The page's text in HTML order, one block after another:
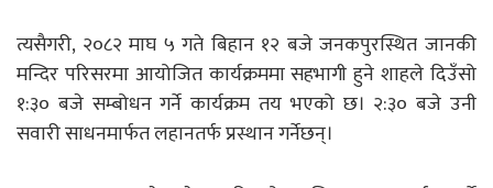
त्यसैगरी, २०८२ माघ ५ गते बिहान १२ बजे जनकपुरस्थित जानकी
मन्दिर परिसरमा आयोजित कार्यक्रममा सहभागी हुने शाहले दिउँसो
१:३० बजे सम्बोधन गर्ने कार्यक्रम तय भएको छ। २:३० बजे उनी
सवारी साधनमार्फत लहानतर्फ प्रस्थान गर्नेछन्।